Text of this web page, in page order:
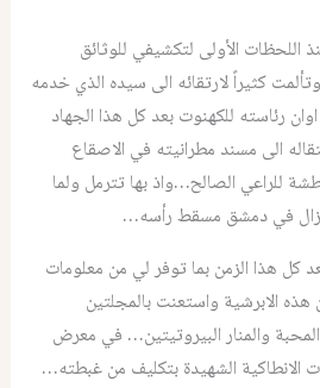
اللحظات الأولى لتكشيفي للوثائق
البطريركية منذ عام 1987 وتألمت كثيراً لارتقائه الى سيده الذي خدمه
رئاسته للكهنوت بعد كل هذا الجهاد
الى مسند مطرانيته في الاصقاع
للراعي الصالح…واذ بها تترمل ولما
في دمشق مسقط رأسه…
كل هذا الزمن بما توفر لي من معلومات
الابرشية واستعنت بالمجلتين
المحبة والمنار البيروتيتين… في معرض
الانطاكية الشهيدة بتكليف من غبطته…